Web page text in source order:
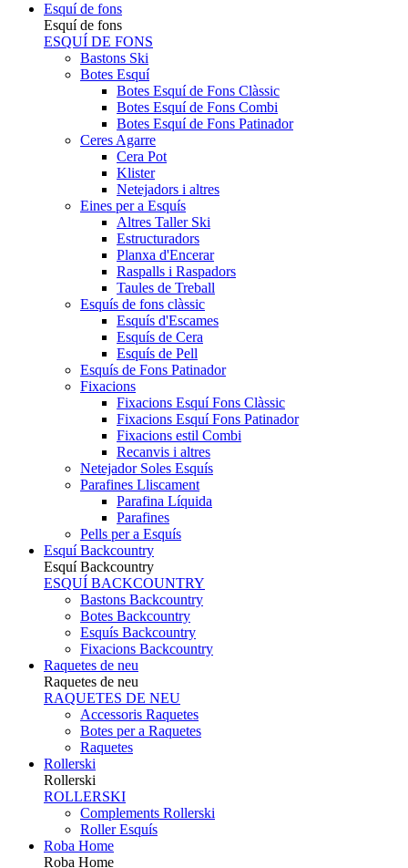
Esquí de fons
Esquí de fons
ESQUÍ DE FONS
Bastons Ski
Botes Esquí
Botes Esquí de Fons Clàssic
Botes Esquí de Fons Combi
Botes Esquí de Fons Patinador
Ceres Agarre
Cera Pot
Klister
Netejadors i altres
Eines per a Esquís
Altres Taller Ski
Estructuradors
Planxa d'Encerar
Raspalls i Raspadors
Taules de Treball
Esquís de fons clàssic
Esquís d'Escames
Esquís de Cera
Esquís de Pell
Esquís de Fons Patinador
Fixacions
Fixacions Esquí Fons Clàssic
Fixacions Esquí Fons Patinador
Fixacions estil Combi
Recanvis i altres
Netejador Soles Esquís
Parafines Lliscament
Parafina Líquida
Parafines
Pells per a Esquís
Esquí Backcountry
Esquí Backcountry
ESQUÍ BACKCOUNTRY
Bastons Backcountry
Botes Backcountry
Esquís Backcountry
Fixacions Backcountry
Raquetes de neu
Raquetes de neu
RAQUETES DE NEU
Accessoris Raquetes
Botes per a Raquetes
Raquetes
Rollerski
Rollerski
ROLLERSKI
Complements Rollerski
Roller Esquís
Roba Home
Roba Home